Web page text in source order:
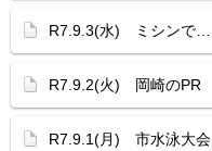
R7.9.3(水) ミシンで…
R7.9.2(火) 岡崎のPR
R7.9.1(月) 市水泳大会